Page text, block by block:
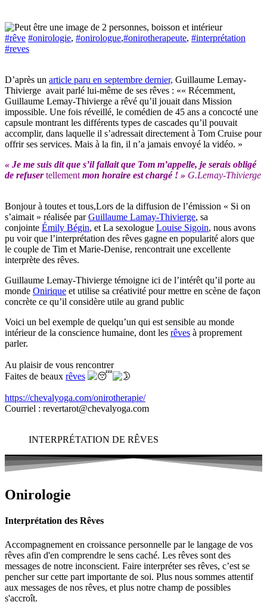
#rêve #onirologie, #onirologue,#onirotherapeute, #interprétation
#reves
D’après un article paru en septembre dernier, Guillaume Lemay-
Thivierge avait parlé lui-même de ses rêves : «« Récemment,
Guillaume Lemay-Thivierge a rêvé qu’il jouait dans Mission
impossible. Une fois réveillé, le comédien de 45 ans a concocté une
capsule montrant les différents types de cascades qu’il pouvait
accomplir, dans laquelle il s’adressait directement à Tom Cruise pour
offrir ses services. Mais à la fin, il n’a jamais envoyé la vidéo. »
« Je me suis dit que s’il fallait que Tom m’appelle, je serais obligé
de refusertellement mon horaire est chargé ! » G.Lemay-Thivierge
Bonjour à toutes et tous,Lors de la diffusion de l’émission « Si on
s’aimait » réalisée parGuillaume Lamay-Thivierge, sa
conjointe Émily Bégin, et La sexologue Louise Sigoin, nous avons
pu voir que l’interprétation des rêves gagne en popularité alors que
le couple de Tim et Marie-Denise, rencontrait une excellente
interprète des rêves.
Guillaume Lemay-Thivierge témoigne ici de l’intérêt qu’il porte au
monde Onirique et utilise sa créativité pour mettre en scène de façon
concrète ce qu’il considère utile au grand public
Voici un bel exemple de quelqu’un qui est sensible au monde
intérieur de la conscience humaine, dont les rêves à proprement
parler.
Au plaisir de vous rencontrer
Faites de beaux rêves
https://chevalyoga.com/onirotherapie/
Courriel : revertarot@chevalyoga.com
INTERPRÉTATION DE RÊVES
Onirologie
Interprétation des Rêves
Accompagnement en croissance personnelle par le langage de vos
rêves afin d'en comprendre le sens caché. Les rêves sont des
messages de notre inconscient. Faire interpréter ses rêves, c’est se
pencher sur cette part importante de soi. Plus nous sommes attentif
aux messages de nos rêves, et plus notre champ de possibles
s'accroît.